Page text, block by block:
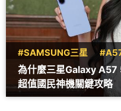
#SAMSUNG三星
為什麼三星Galaxy A57
超值國民神機關鍵攻略